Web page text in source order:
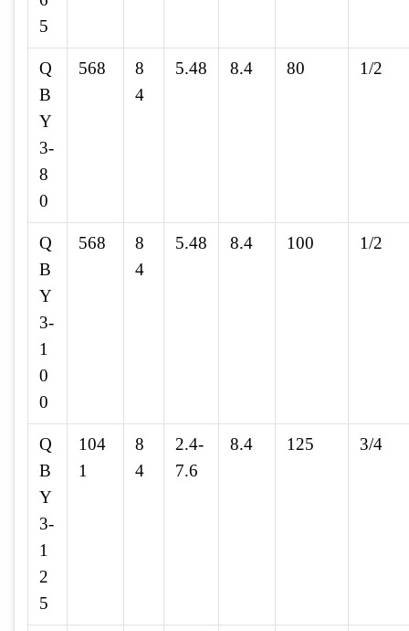
5
Q
B
Y
3-
8
0
568
8
4
5.48 8.4 80 1/2
Q
B
Y
3-
1
0
0
568
8
4
5.48 8.4 100 1/2
Q
B
Y
3-
1
2
5
104
1
8
4
2.4-
7.6
8.4 125 3/4